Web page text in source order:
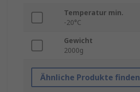
Temperatur min.
-20°C
Gewicht
2000g
Ähnliche Produkte finden